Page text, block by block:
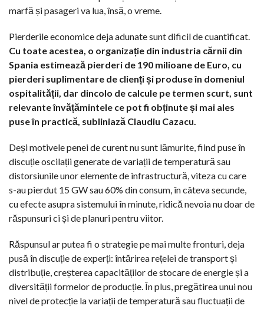
marfă și pasageri va lua, însă, o vreme.
Pierderile economice deja adunate sunt dificil de cuantificat.
Cu toate acestea, o organizație din industria cărnii din
Spania estimează pierderi de 190 milioane de Euro, cu
pierderi suplimentare de clienți și produse în domeniul
ospitalității, dar dincolo de calcule pe termen scurt, sunt
relevante învățămintele ce pot fi obținute și mai ales
puse în practică, subliniază Claudiu Cazacu.
Deși motivele penei de curent nu sunt lămurite, fiind puse în
discuție oscilații generate de variații de temperatură sau
distorsiunile unor elemente de infrastructură, viteza cu care
s-au pierdut 15 GW sau 60% din consum, în câteva secunde,
cu efecte asupra sistemului în minute, ridică nevoia nu doar de
răspunsuri ci și de planuri pentru viitor.
Răspunsul ar putea fi o strategie pe mai multe fronturi, deja
pusă în discuție de experți: întărirea rețelei de transport și
distribuție, creșterea capacităților de stocare de energie și a
diversității formelor de producție. În plus, pregătirea unui nou
nivel de protecție la variații de temperatură sau fluctuații de